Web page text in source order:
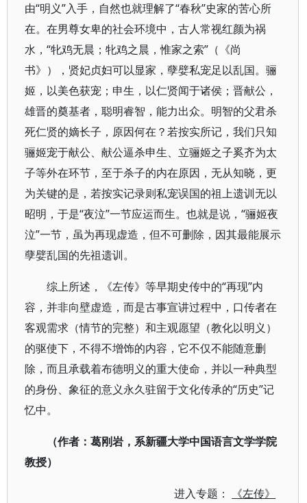
由“明义”入手，自然也就理解了“春秋”史家的苦心所
在。在男尊女卑的社会环境中，古人常视红颜为祸
水，“牝鸡无晨；牝鸡之晨，惟家之索”（《尚
书》），贤妃贞妇可以显家，孽嬖私宠足以乱国。骊
姬，以美色获宠；申生，以仁贤闻于诸侯；晋献公，
雄晋的奠基者，聪明睿智，能力出众。明智的父君杀
死仁贤的嫡长子，原因何在？若按实所记，我们只知
骊姬宠于献公、献公逼杀申生、立骊姬之子奚齐为太
子等外在环节，至于杀子的内在原因，无从知晓，更
为关键的是，若按实记录则私宠误国的祖上遗训无以
昭明，于是“夜泣”一节应运而生。也就是说，“骊姬夜
泣”一节，虽为再现虚造，但不可删除，因其最能展示
孽嬖乱国的先祖遗训。
综上所述，《左传》等早期史传中的“再现”内
容，并非向壁虚造，而是古事宣讲过程中，口传者在
客观需求（情节的完整）和主观愿望（教化以明义）
的驱使下，不得不增饰的内容，它不仅不能随意删
除，而且承载着布德明义的重大使命，并以一种典型
的身份、象征的意义永久驻留于文化传承的“历史”记
忆中。
（作者：葛刚岩，系新疆大学中国语言文学学院
教授）
进入专题： 《左传》